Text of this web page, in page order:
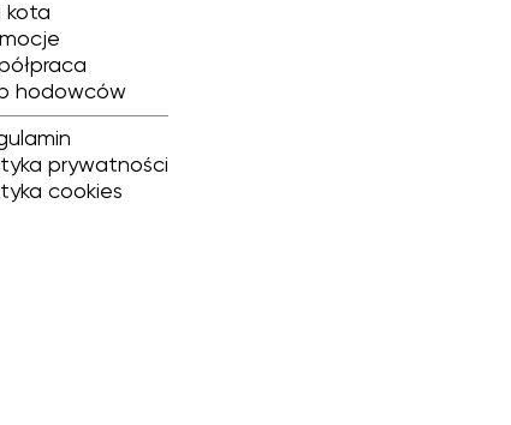
kota
hodowców
prywatności
cookies